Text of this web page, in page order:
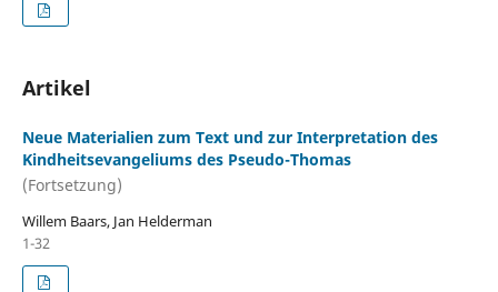
Artikel
Neue Materialien zum Text und zur Interpretation des
Kindheitsevangeliums des Pseudo-Thomas
(Fortsetzung)
Willem Baars, Jan Helderman
1-32